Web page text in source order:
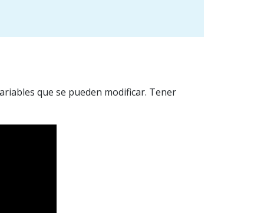
que se pueden modificar. Tener